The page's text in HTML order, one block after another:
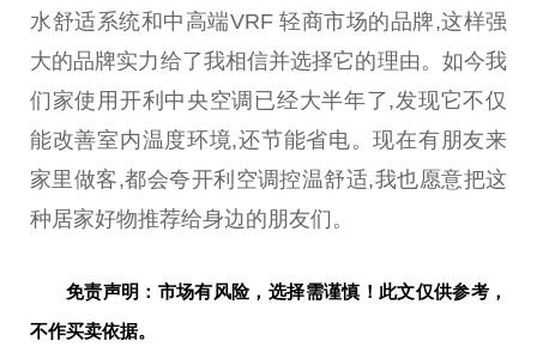
水舒适系统和中高端VRF 轻商市场的品牌,这样强
大的品牌实力给了我相信并选择它的理由。如今我
们家使用开利 中央空调已经大半年了,发现它不仅
能改善室内温度环境,还节能省电。现在有朋友来
家里做客,都会夸开利空调控温舒适,我也愿意把这
种居家好物推荐给身边的朋友们。
免责声明：市场有风险，选择需谨慎！此文仅供参考，
不作买卖依据。